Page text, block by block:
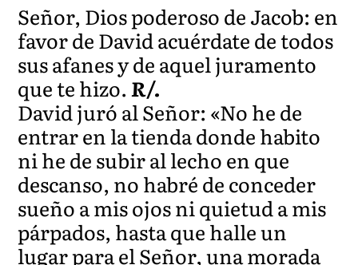
Señor, Dios poderoso de Jacob: en
favor de David acuérdate de todos
sus afanes y de aquel juramento
que te hizo.R/.
David juró al Señor: «No he de
entrar en la tienda donde habito
ni he de subir al lecho en que
descanso, no habré de conceder
sueño a mis ojos ni quietud a mis
párpados, hasta que halle un
lugar para el Señor, una morada